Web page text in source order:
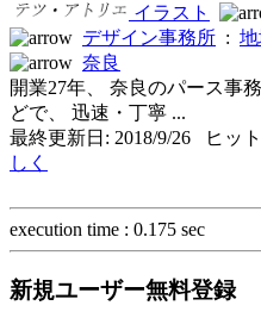
イラスト
デザイン事務所 : 地
奈良
開業27年、 奈良のパース事
どで、 迅速・丁寧 ...
最終更新日: 2018/9/26 ヒッ
しく
execution time : 0.175 sec
新規ユーザー無料登録